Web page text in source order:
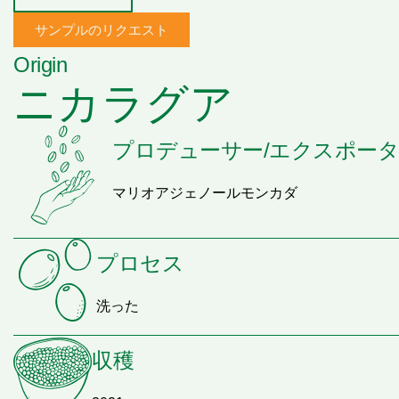
サンプルのリクエスト
Origin
ニカラグア
プロデューサー/エクスポー
マリオアジェノールモンカダ
プロセス
洗った
収穫